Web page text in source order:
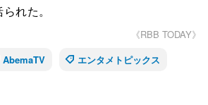
れた。
《RBB TODAY》
AbemaTV エンタメトピックス